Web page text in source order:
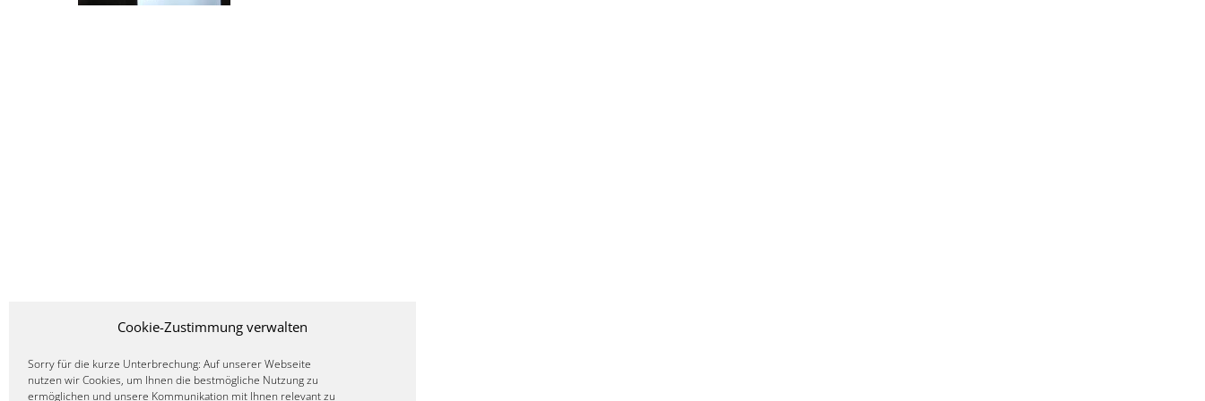
Cookie-Zustimmung verwalten
Sorry für die kurze Unterbrechung: Auf unserer Webseite
nutzen wir Cookies, um Ihnen die bestmögliche Nutzung zu
ermöglichen und unsere Kommunikation mit Ihnen relevant zu